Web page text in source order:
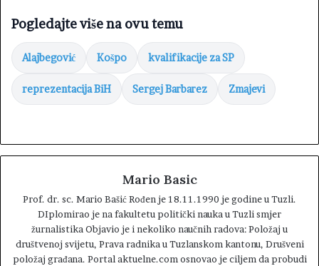
Pogledajte više na ovu temu
Alajbegović Košpo kvalifikacije za SP
reprezentacija BiH Sergej Barbarez Zmajevi
Mario Basic
Prof. dr. sc. Mario Bašić Rođen je 18.11.1990 je godine u Tuzli.
DIplomirao je na fakultetu politički nauka u Tuzli smjer
žurnalistika Objavio je i nekoliko naučnih radova: Položaj u
društvenoj svijetu, Prava radnika u Tuzlanskom kantonu, Drušveni
položaj građana. Portal aktuelne.com osnovao je ciljem da probudi